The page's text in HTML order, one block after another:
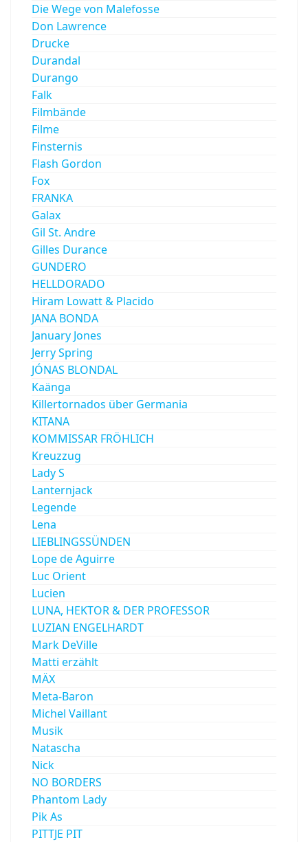
Die Wege von Malefosse
Don Lawrence
Drucke
Durandal
Durango
Falk
Filmbände
Filme
Finsternis
Flash Gordon
Fox
FRANKA
Galax
Gil St. Andre
Gilles Durance
GUNDERO
HELLDORADO
Hiram Lowatt & Placido
JANA BONDA
January Jones
Jerry Spring
JÓNAS BLONDAL
Kaänga
Killertornados über Germania
KITANA
KOMMISSAR FRÖHLICH
Kreuzzug
Lady S
Lanternjack
Legende
Lena
LIEBLINGSSÜNDEN
Lope de Aguirre
Luc Orient
Lucien
LUNA, HEKTOR & DER PROFESSOR
LUZIAN ENGELHARDT
Mark DeVille
Matti erzählt
MÄX
Meta-Baron
Michel Vaillant
Musik
Natascha
Nick
NO BORDERS
Phantom Lady
Pik As
PITTJE PIT